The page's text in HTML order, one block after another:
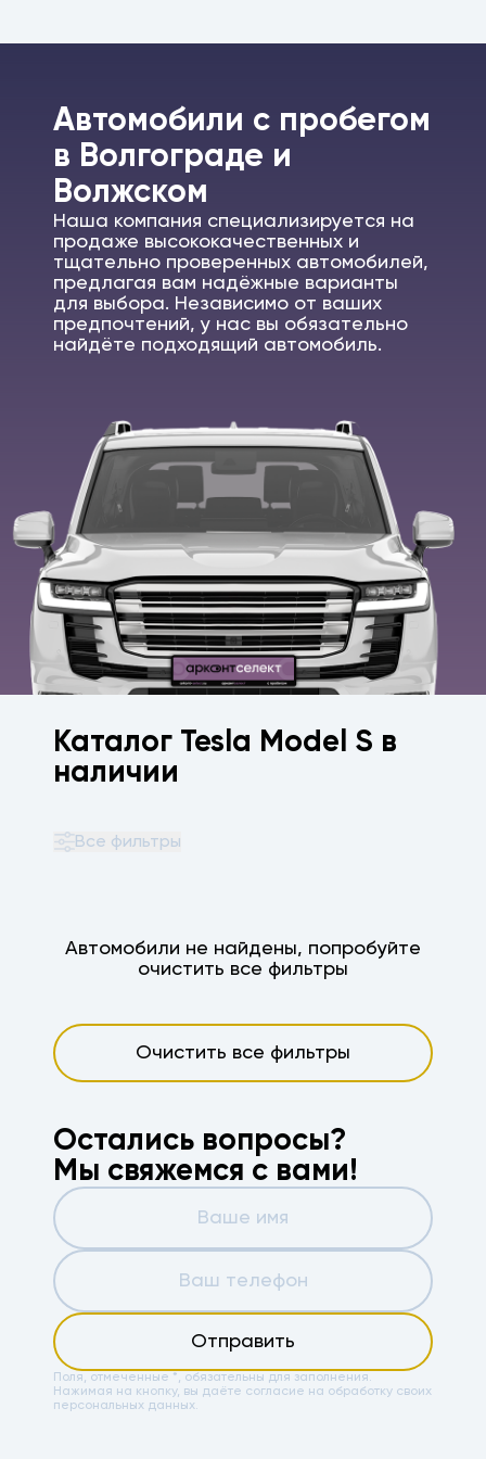
Автомобили c пробегом
в Волгограде и
Волжском
Наша компания специализируется на
продаже высококачественных и
тщательно проверенных автомобилей,
предлагая вам надёжные варианты
для выбора. Независимо от ваших
предпочтений, у нас вы обязательно
найдёте подходящий автомобиль.
Каталог Tesla Model S в
наличии
Автомобили не найдены, попробуйте
очистить все фильтры
Очистить все фильтры
Все фильтры
Остались вопросы?
Мы свяжемся с вами!
Отправить
Поля, отмеченные *, обязательны для заполнения.
Нажимая на кнопку, вы даёте согласие на обработку своих
персональных данных.